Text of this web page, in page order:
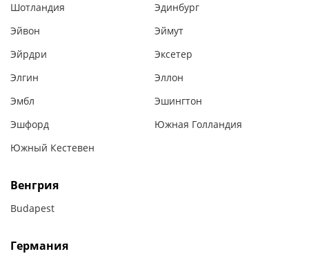
Шотландия
Эдинбург
Эйвон
Эймут
Эйрдри
Эксетер
Элгин
Эллон
Эмбл
Эшингтон
Эшфорд
Южная Голландия
Южный Кестевен
Венгрия
Budapest
Германия